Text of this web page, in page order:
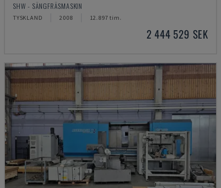
SHW - SÄNGFRÄSMASKIN
TYSKLAND 2008 12.897 tim.
2 444 529 SEK